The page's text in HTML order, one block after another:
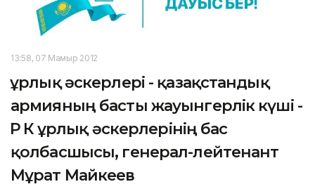
13:58, 07 Мамыр 2012
Құрлық әскерлері - қазақстандық
армияның басты жауынгерлік күші -
ҚР ҚК Құрлық әскерлерінің бас
қолбасшысы, генерал-лейтенант
Мұрат Майкеев